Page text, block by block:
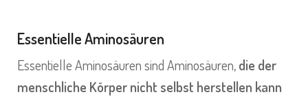
Essentielle Aminosäuren
Essentielle Aminosäuren sind Aminosäuren,die der
menschliche Körper nicht selbst herstellen kann